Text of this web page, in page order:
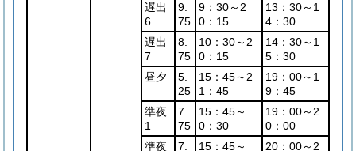
遅出
6
9.
75
9：30～2
0：15
13：30～1
4：30
遅出
7
8.
75
10：30～2
0：15
14：30～1
5：30
昼夕
5.
25
15：45～2
1：45
19：00～1
9：45
準夜
1
7.
75
15：45～
0：30
19：00～2
0：00
準夜
7.
15：45～
20：00～2